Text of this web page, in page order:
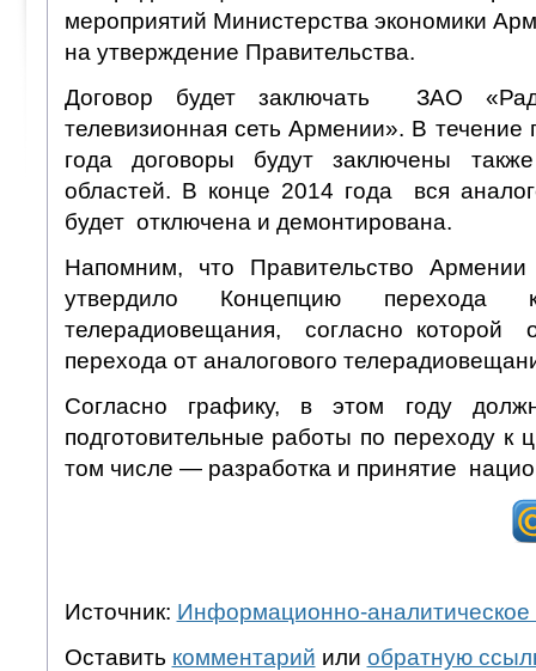
мероприятий Министерства экономики
на утверждение Правительства.
Договор будет заключать ЗАО
телевизионная сеть Армении». В течение
года договоры будут заключены
областей. В конце 2014 года вся
будет отключена и демонтирована.
Напомним, что Правительство
утвердило Концепцию перехода к
телерадиовещания, согласно которой
перехода от аналогового
Согласно графику, в этом году
подготовительные работы по переходу
том числе — разработка и принятие
Источник: Информационно-аналитическое
Оставить комментарий или обратную